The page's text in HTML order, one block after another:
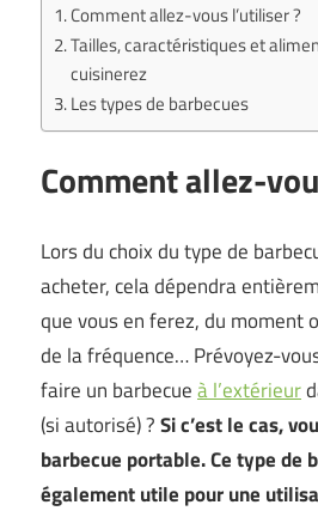
Comment allez-vous l’utiliser ?
Tailles, caractéristiques et
cuisinerez
Les types de barbecues
Comment allez-
Lors du choix du type de
acheter, cela dépendra
que vous en ferez, du moment
de la fréquence… Prévoyez-
faire un barbecueà l’extérieur
(si autorisé) ?Si c’est le cas,
barbecue portable. Ce type de
également utile pour une